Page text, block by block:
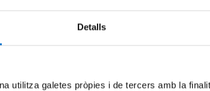
Detalls
utilitza galetes pròpies i de tercers amb la